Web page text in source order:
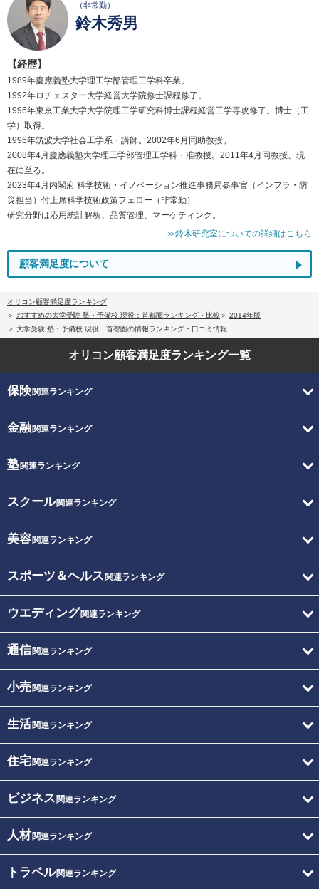
（非常勤）
鈴木秀男
【経歴】
1989年慶應義塾大学理工学部管理工学科卒業。
1992年ロチェスター大学経営大学院修士課程修了。
1996年東京工業大学大学院理工学研究科博士課程経営工学専攻修了。博士（工
学）取得。
1996年筑波大学社会工学系・講師。2002年6月同助教授。
2008年4月慶應義塾大学理工学部管理工学科・准教授。2011年4月同教授、現
在に至る。
2023年4月内閣府 科学技術・イノベーション推進事務局参事官（インフラ・防
災担当）付上席科学技術政策フェロー（非常勤）
研究分野は応用統計解析、品質管理、マーケティング。
≫鈴木研究室についての詳細はこちら
顧客満足度について
オリコン顧客満足度ランキング
おすすめの大学受験 塾・予備校 現役：首都圏ランキング・比較
2014年版
大学受験 塾・予備校 現役：首都圏の情報ランキング・口コミ情報
オリコン顧客満足度ランキング一覧
保険関連ランキング
金融関連ランキング
塾関連ランキング
スクール関連ランキング
美容関連ランキング
スポーツ＆ヘルス 関連ランキング
ウエディング関連ランキング
通信関連ランキング
小売関連ランキング
生活関連ランキング
住宅関連ランキング
ビジネス 関連ランキング
人材関連ランキング
トラベル関連ランキング